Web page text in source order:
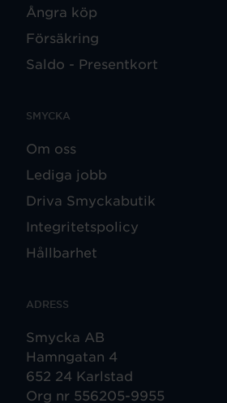
Ångra köp
Försäkring
Saldo - Presentkort
SMYCKA
Om oss
Lediga jobb
Driva Smyckabutik
Integritetspolicy
Hållbarhet
ADRESS
Smycka AB
Hamngatan 4
652 24 Karlstad
Org nr 556205-9955